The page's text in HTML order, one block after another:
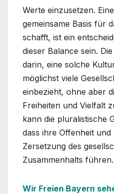
Werte einzusetzen.
gemeinsame Basis für
schafft, ist ein
dieser Balance sein.
darin, eine solche
möglichst viele
einbezieht, ohne aber
Freiheiten und Vielfalt
kann die pluralistische
dass ihre Offenheit
Zersetzung des
Zusammenhalts führen.
Wir Freien Bayern